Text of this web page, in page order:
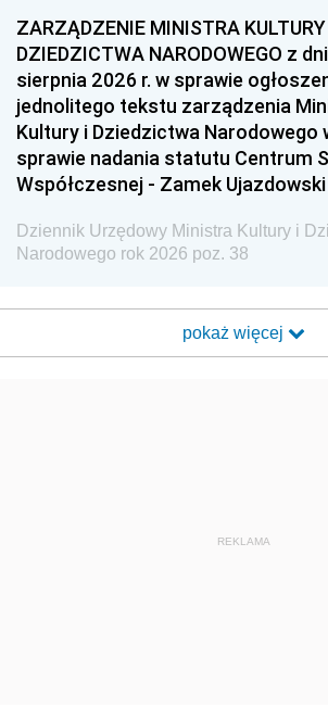
ZARZĄDZENIE MINISTRA
DZIEDZICTWA NARODOWEGO z
sierpnia 2026 r. w sprawie
jednolitego tekstu zarządzenia
Kultury i Dziedzictwa Narodowego
sprawie nadania statutu Centrum
Współczesnej - Zamek Ujazdowski
Dziennik Urzędowy Ministra Kultury i
Narodowego rok 2026 poz. 38
pokaż więcej
REKLAMA